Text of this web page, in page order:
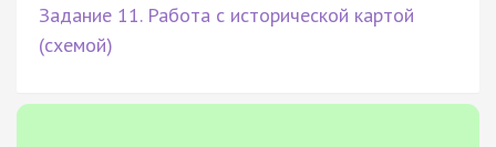
Задание 11. Работа с исторической картой
(схемой)